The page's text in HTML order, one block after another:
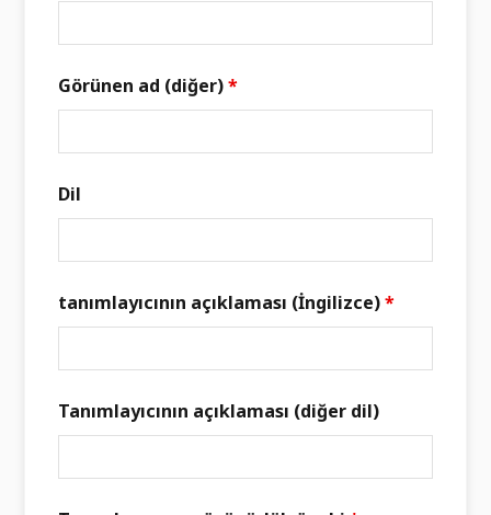
Görünen ad (diğer)*
Dil
tanımlayıcının açıklaması (İngilizce)*
Tanımlayıcının açıklaması (diğer dil)